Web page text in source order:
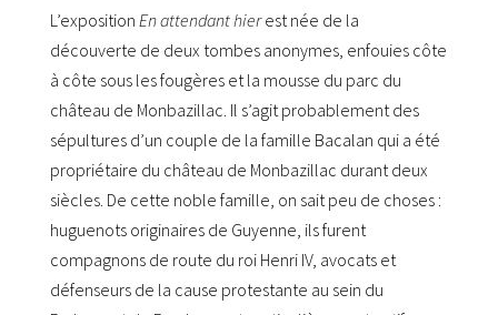
L’exposition En attendant hierest née de la
découverte de deux tombes anonymes, enfouies côte
à côte sous les fougères et la mousse du parc du
château de Monbazillac. Il s’agit probablement des
sépultures d’un couple de la famille Bacalan qui a été
propriétaire du château de Monbazillac durant deux
siècles. De cette noble famille, on sait peu de choses :
huguenots originaires de Guyenne, ils furent
compagnons de route du roi Henri IV, avocats et
défenseurs de la cause protestante au sein du